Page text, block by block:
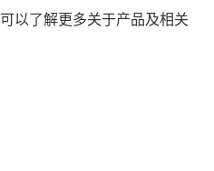
以了解更多关于产品及相关